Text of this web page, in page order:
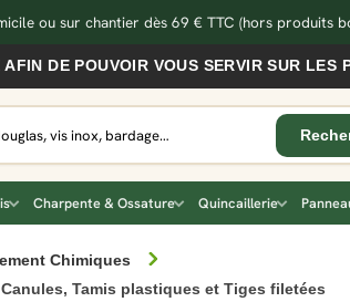
ou sur chantier dès 69 € TTC (hors produits
VOUS SERVIR SUR LES
Charpente & Ossature Quincaillerie
Chimiques
Tamis plastiques et Tiges filetées